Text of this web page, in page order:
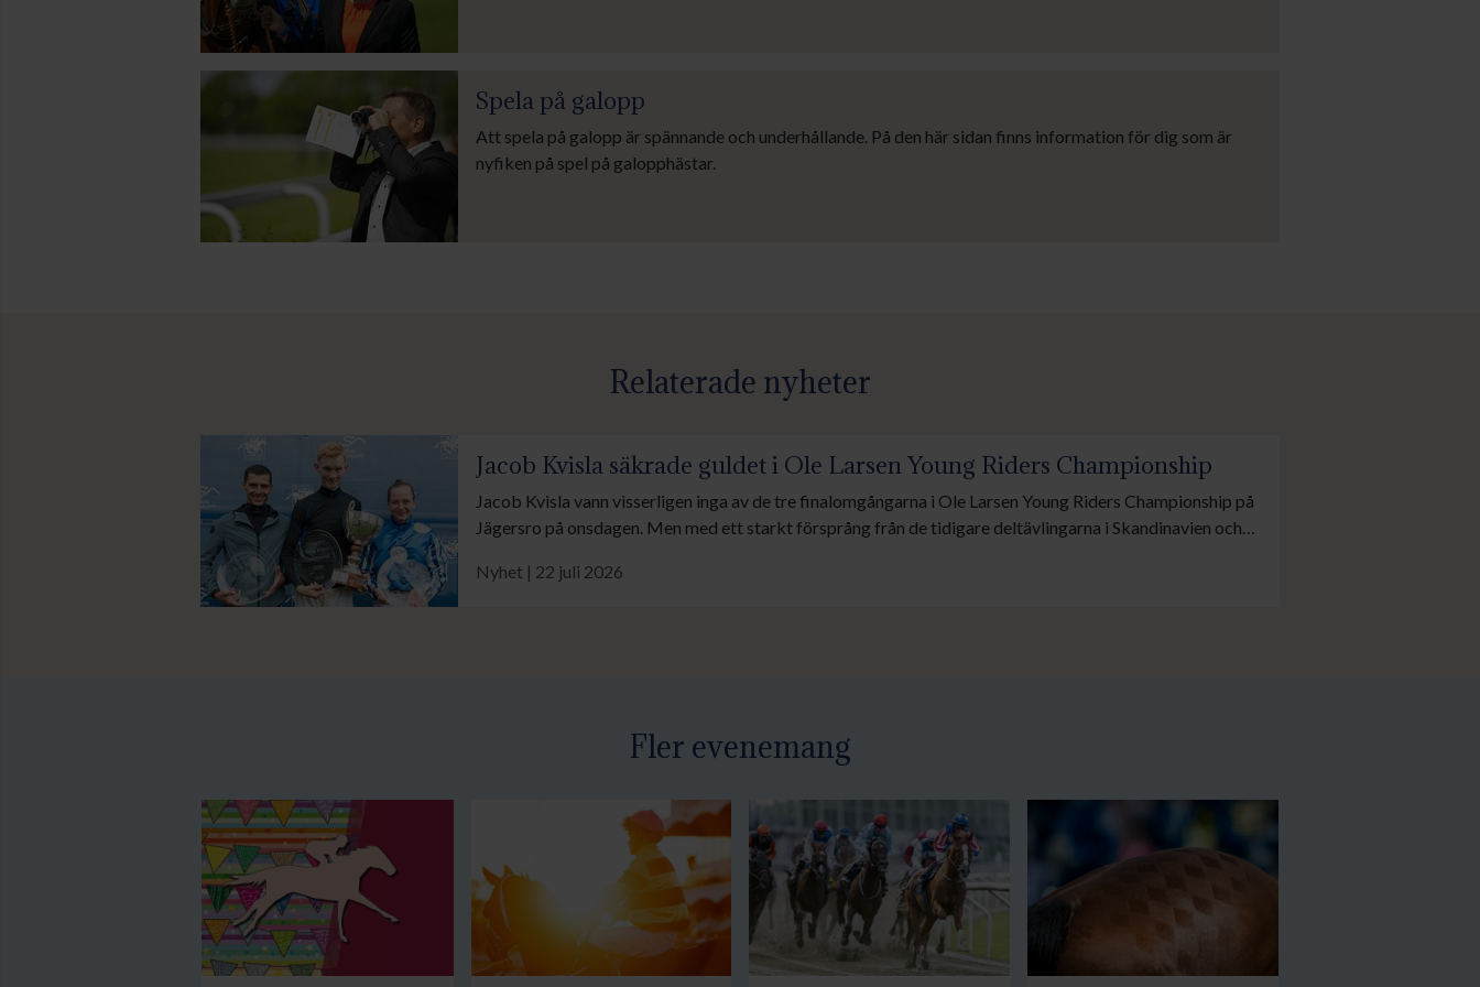
Spela på galopp
Att spela på galopp är spännande och underhållande. På den här sidan finns information för dig som är
nyfiken på spel på galopphästar.
Relaterade nyheter
Jacob Kvisla säkrade guldet i Ole Larsen Young Riders Championship
Jacob Kvisla vann visserligen inga av de tre finalomgångarna i Ole Larsen Young Riders Championship på
Jägersro på onsdagen. Men med ett starkt försprång från de tidigare deltävlingarna i Skandinavien och
kampen om det åtråvärda priset för unga lärlingar och jockeys.
Nyhet | 22 juli 2026
Fler evenemang